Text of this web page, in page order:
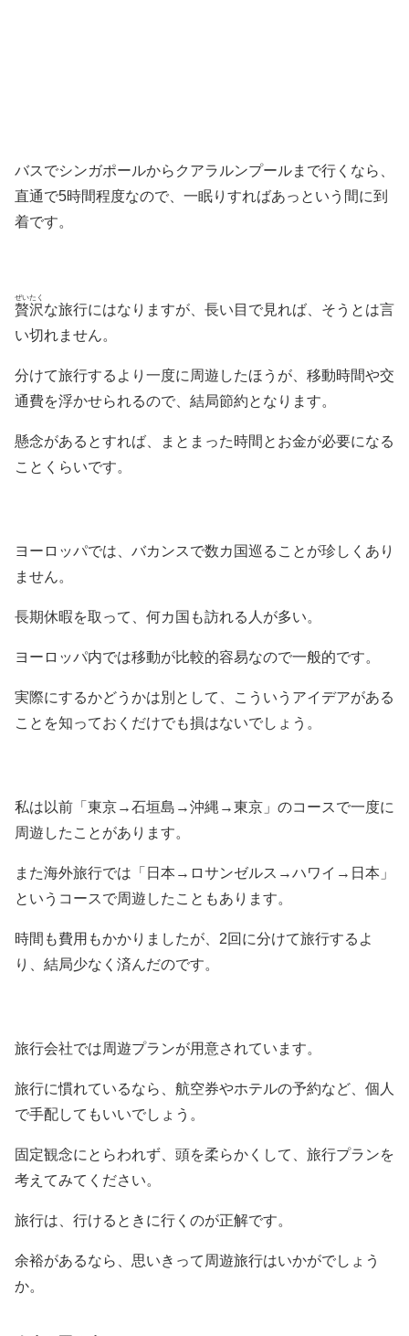
バスでシンガポールからクアラルンプールまで行くなら、
直通で5時間程度なので、一眠りすればあっという間に到
着です。
贅沢
ぜいたく
な旅行にはなりますが、長い目で見れば、そうとは言
い切れません。
分けて旅行するより一度に周遊したほうが、移動時間や交
通費を浮かせられるので、結局節約となります。
懸念があるとすれば、まとまった時間とお金が必要になる
ことくらいです。
ヨーロッパでは、バカンスで数カ国巡ることが珍しくあり
ません。
長期休暇を取って、何カ国も訪れる人が多い。
ヨーロッパ内では移動が比較的容易なので一般的です。
実際にするかどうかは別として、こういうアイデアがある
ことを知っておくだけでも損はないでしょう。
私は以前「東京→石垣島→沖縄→東京」のコースで一度に
周遊したことがあります。
また海外旅行では「日本→ロサンゼルス→ハワイ→日本」
というコースで周遊したこともあります。
時間も費用もかかりましたが、2回に分けて旅行するよ
り、結局少なく済んだのです。
旅行会社では周遊プランが用意されています。
旅行に慣れているなら、航空券やホテルの予約など、個人
で手配してもいいでしょう。
固定観念にとらわれず、頭を柔らかくして、旅行プランを
考えてみてください。
旅行は、行けるときに行くのが正解です。
余裕があるなら、思いきって周遊旅行はいかがでしょう
か。